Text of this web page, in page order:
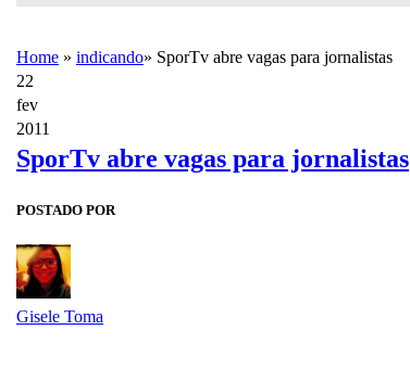
Home » indicando» SporTv abre vagas para jornalistas
22
fev
2011
SporTv abre vagas para jornalistas
POSTADO POR
Gisele Toma